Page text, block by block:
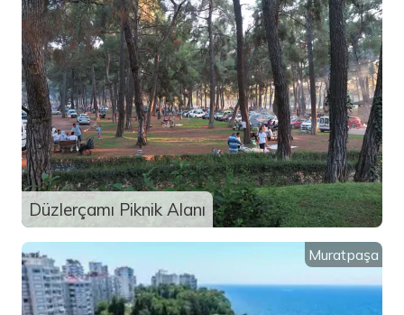
Düzlerçamı Piknik Alanı
Muratpaşa